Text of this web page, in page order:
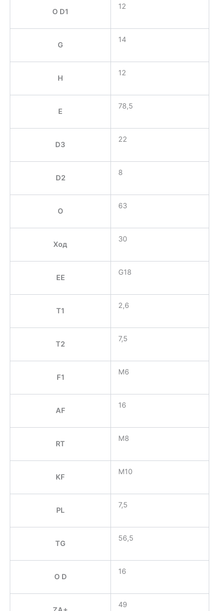
O D1
12
G
14
H
12
E
78,5
D3
22
D2
8
O
63
Ход
30
EE
G18
T1
2,6
T2
7,5
F1
M6
AF
16
RT
M8
KF
M10
PL
7,5
TG
56,5
O D
16
49